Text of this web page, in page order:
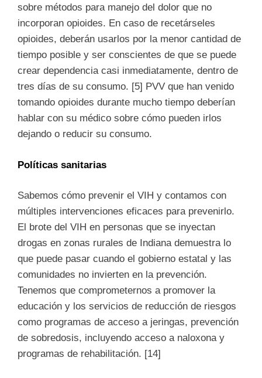
sobre métodos para manejo del dolor que no
incorporan opioides. En caso de recetárseles
opioides, deberán usarlos por la menor cantidad de
tiempo posible y ser conscientes de que se puede
crear dependencia casi inmediatamente, dentro de
tres días de su consumo. [5] PVV que han venido
tomando opioides durante mucho tiempo deberían
hablar con su médico sobre cómo pueden irlos
dejando o reducir su consumo.
Políticas sanitarias
Sabemos cómo prevenir el VIH y contamos con
múltiples intervenciones eficaces para prevenirlo.
El brote del VIH en personas que se inyectan
drogas en zonas rurales de Indiana demuestra lo
que puede pasar cuando el gobierno estatal y las
comunidades no invierten en la prevención.
Tenemos que comprometernos a promover la
educación y los servicios de reducción de riesgos
como programas de acceso a jeringas, prevención
de sobredosis, incluyendo acceso a naloxona y
programas de rehabilitación. [14]